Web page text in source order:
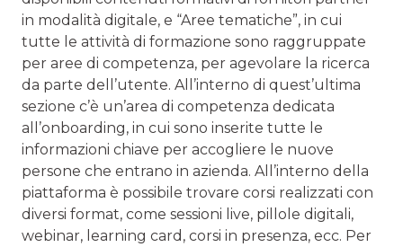
in modalità digitale, e “Aree tematiche”, in cui
tutte le attività di formazione sono raggruppate
per aree di competenza, per agevolare la ricerca
da parte dell’utente. All’interno di quest’ultima
sezione c’è un’area di competenza dedicata
all’onboarding, in cui sono inserite tutte le
informazioni chiave per accogliere le nuove
persone che entrano in azienda. All’interno della
piattaforma è possibile trovare corsi realizzati con
diversi format, come sessioni live, pillole digitali,
webinar, learning card, corsi in presenza, ecc. Per